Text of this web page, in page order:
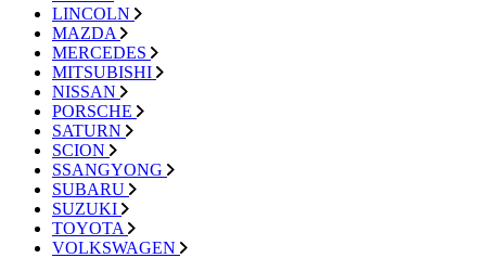
LINCOLN
MAZDA
MERCEDES
MITSUBISHI
NISSAN
PORSCHE
SATURN
SCION
SSANGYONG
SUBARU
SUZUKI
TOYOTA
VOLKSWAGEN